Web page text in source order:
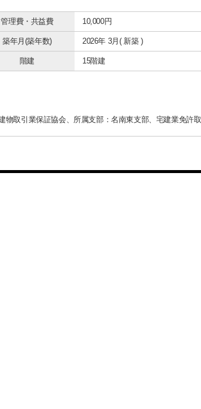
管理費・共益費 10,000円
築年月(築年数) 2026年 3月( 新築 )
階建 15階建
取引業保証協会、所属支部：名南東支部、宅建業免許取